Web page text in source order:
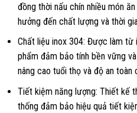
đồng thời nấu chín nhiều món
hưởng đến chất lượng và thời
Chất liệu inox 304: Được làm
phẩm đảm bảo tính bền vững
nâng cao tuổi thọ và độ an toàn
Tiết kiệm năng lượng: Thiết kế
thống đảm bảo hiệu quả tiết